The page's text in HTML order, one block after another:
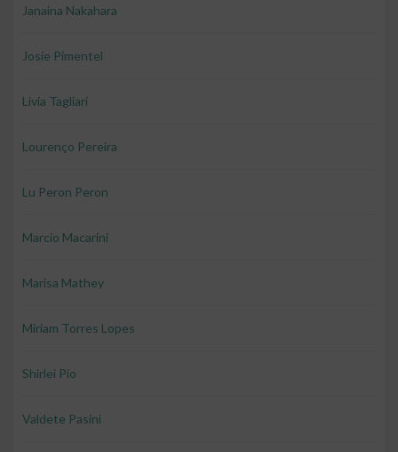
Janaina Nakahara
Josie Pimentel
Livia Tagliari
Lourenço Pereira
Lu Peron Peron
Marcio Macarini
Marisa Mathey
Miriam Torres Lopes
Shirlei Pio
Valdete Pasini